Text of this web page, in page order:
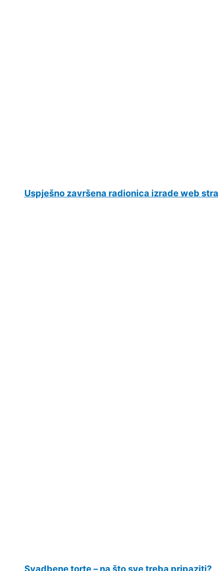
Uspješno završena radionica izrade web
Svadbene torte – na što sve treba pripaziti?